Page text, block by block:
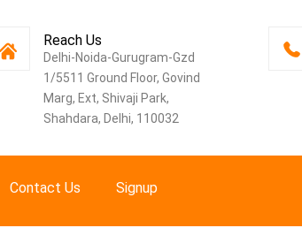
Reach Us
Delhi-Noida-Gurugram-Gzd
1/5511 Ground Floor, Govind
Marg, Ext, Shivaji Park,
Shahdara, Delhi, 110032
Contact Us Signup